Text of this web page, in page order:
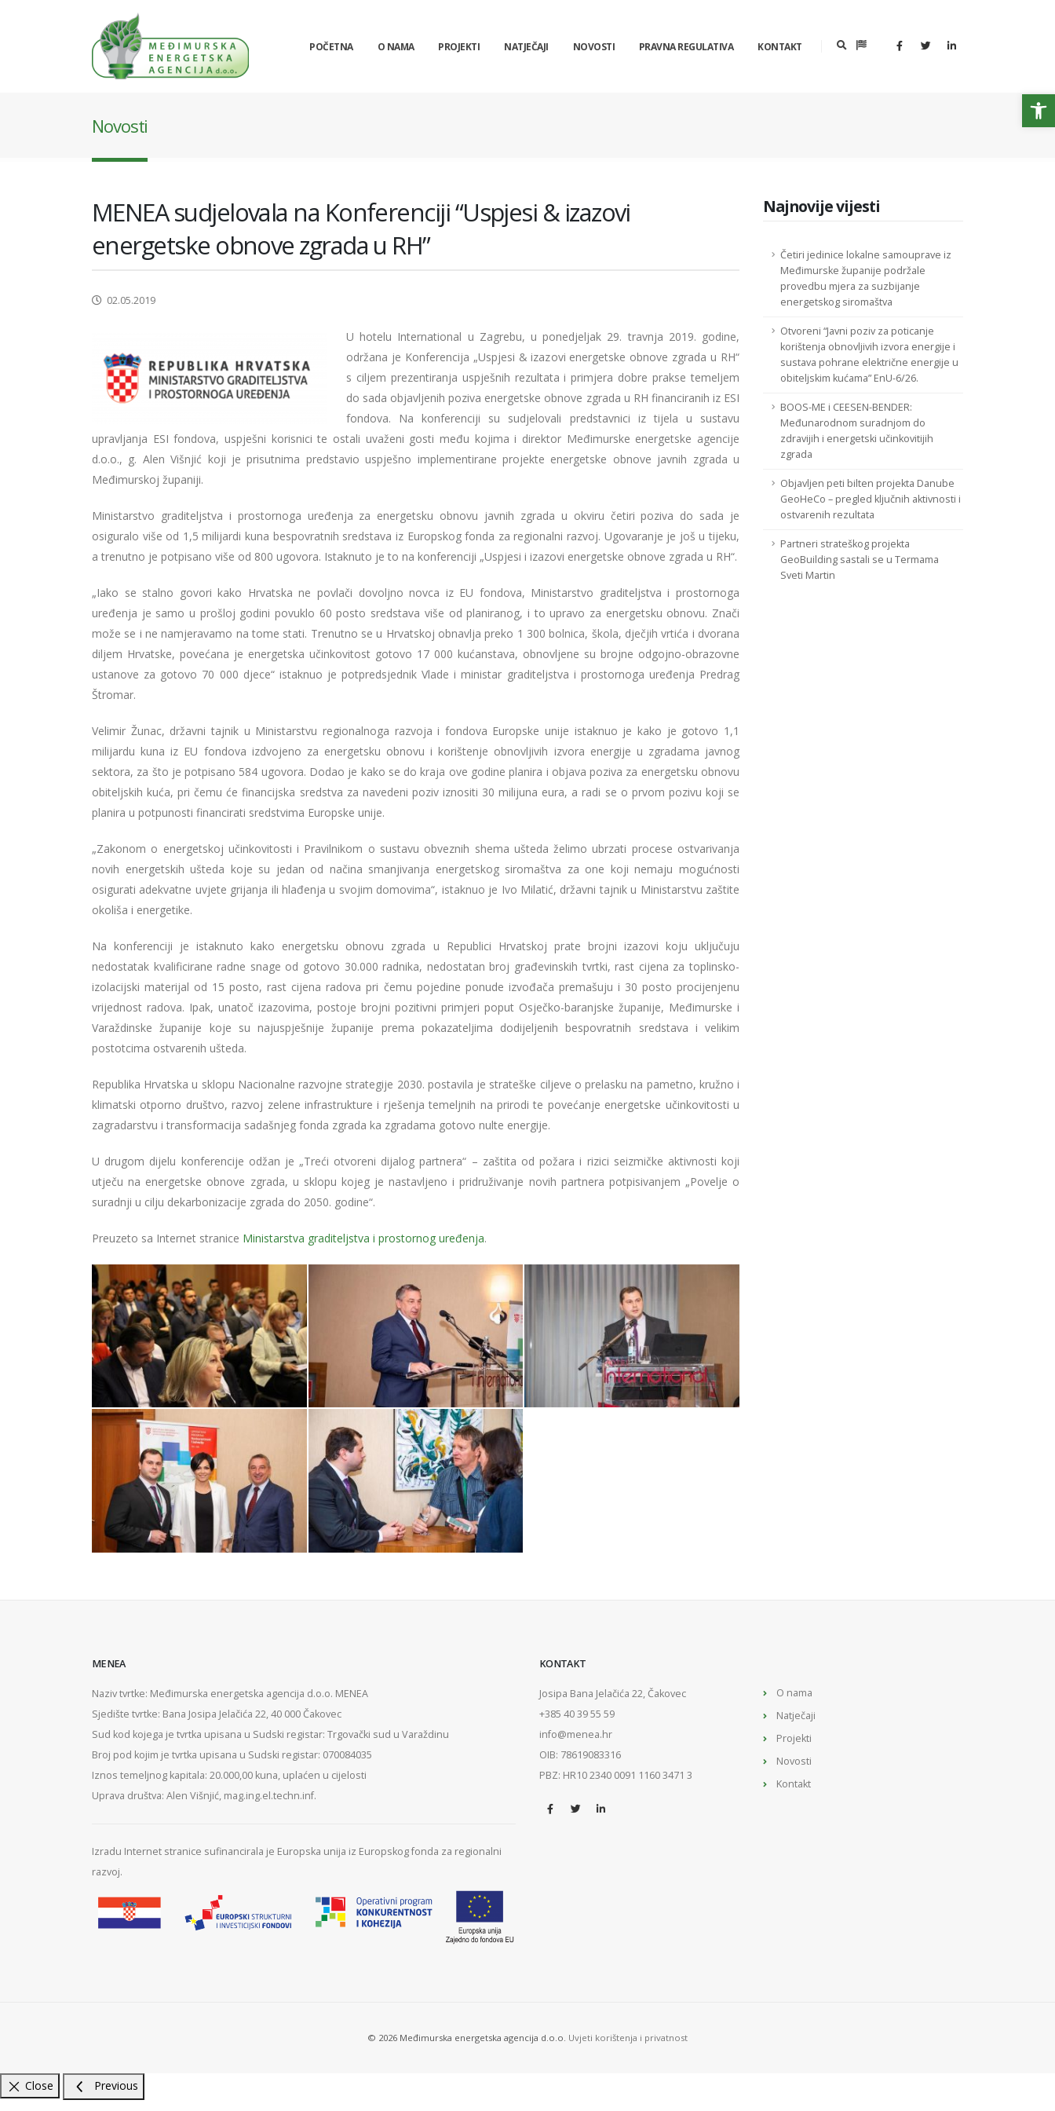
POČETNA O NAMA PROJEKTI NATJEČAJI NOVOSTI PRAVNA REGULATIVA KONTAKT
Novosti
MENEA sudjelovala na Konferenciji “Uspjesi & izazovi
energetske obnove zgrada u RH”
02.05.2019
U hotelu International u Zagrebu, u ponedjeljak 29. travnja 2019. godine,
održana je Konferencija „Uspjesi & izazovi energetske obnove zgrada u RH“
s ciljem prezentiranja uspješnih rezultata i primjera dobre prakse temeljem
do sada objavljenih poziva energetske obnove zgrada u RH financiranih iz ESI
fondova. Na konferenciji su sudjelovali predstavnici iz tijela u sustavu
upravljanja ESI fondova, uspješni korisnici te ostali uvaženi gosti među kojima i direktor Međimurske energetske agencije
d.o.o., g. Alen Višnjić koji je prisutnima predstavio uspješno implementirane projekte energetske obnove javnih zgrada u
Međimurskoj županiji.
Ministarstvo graditeljstva i prostornoga uređenja za energetsku obnovu javnih zgrada u okviru četiri poziva do sada je
osiguralo više od 1,5 milijardi kuna bespovratnih sredstava iz Europskog fonda za regionalni razvoj. Ugovaranje je još u tijeku,
a trenutno je potpisano više od 800 ugovora. Istaknuto je to na konferenciji „Uspjesi i izazovi energetske obnove zgrada u RH“.
„Iako se stalno govori kako Hrvatska ne povlači dovoljno novca iz EU fondova, Ministarstvo graditeljstva i prostornoga
uređenja je samo u prošloj godini povuklo 60 posto sredstava više od planiranog, i to upravo za energetsku obnovu. Znači
može se i ne namjeravamo na tome stati. Trenutno se u Hrvatskoj obnavlja preko 1 300 bolnica, škola, dječjih vrtića i dvorana
diljem Hrvatske, povećana je energetska učinkovitost gotovo 17 000 kućanstava, obnovljene su brojne odgojno-obrazovne
ustanove za gotovo 70 000 djece“ istaknuo je potpredsjednik Vlade i ministar graditeljstva i prostornoga uređenja Predrag
Štromar.
Velimir Žunac, državni tajnik u Ministarstvu regionalnoga razvoja i fondova Europske unije istaknuo je kako je gotovo 1,1
milijardu kuna iz EU fondova izdvojeno za energetsku obnovu i korištenje obnovljivih izvora energije u zgradama javnog
sektora, za što je potpisano 584 ugovora. Dodao je kako se do kraja ove godine planira i objava poziva za energetsku obnovu
obiteljskih kuća, pri čemu će financijska sredstva za navedeni poziv iznositi 30 milijuna eura, a radi se o prvom pozivu koji se
planira u potpunosti financirati sredstvima Europske unije.
„Zakonom o energetskoj učinkovitosti i Pravilnikom o sustavu obveznih shema ušteda želimo ubrzati procese ostvarivanja
novih energetskih ušteda koje su jedan od načina smanjivanja energetskog siromaštva za one koji nemaju mogućnosti
osigurati adekvatne uvjete grijanja ili hlađenja u svojim domovima“, istaknuo je Ivo Milatić, državni tajnik u Ministarstvu zaštite
okoliša i energetike.
Na konferenciji je istaknuto kako energetsku obnovu zgrada u Republici Hrvatskoj prate brojni izazovi koju uključuju
nedostatak kvalificirane radne snage od gotovo 30.000 radnika, nedostatan broj građevinskih tvrtki, rast cijena za toplinsko-
izolacijski materijal od 15 posto, rast cijena radova pri čemu pojedine ponude izvođača premašuju i 30 posto procijenjenu
vrijednost radova. Ipak, unatoč izazovima, postoje brojni pozitivni primjeri poput Osječko-baranjske županije, Međimurske i
Varaždinske županije koje su najuspješnije županije prema pokazateljima dodijeljenih bespovratnih sredstava i velikim
postotcima ostvarenih ušteda.
Republika Hrvatska u sklopu Nacionalne razvojne strategije 2030. postavila je strateške ciljeve o prelasku na pametno, kružno i
klimatski otporno društvo, razvoj zelene infrastrukture i rješenja temeljnih na prirodi te povećanje energetske učinkovitosti u
zagradarstvu i transformacija sadašnjeg fonda zgrada ka zgradama gotovo nulte energije.
U drugom dijelu konferencije odžan je „Treći otvoreni dijalog partnera“ – zaštita od požara i rizici seizmičke aktivnosti koji
utječu na energetske obnove zgrada, u sklopu kojeg je nastavljeno i pridruživanje novih partnera potpisivanjem „Povelje o
suradnji u cilju dekarbonizacije zgrada do 2050. godine“.
Preuzeto sa Internet stranice Ministarstva graditeljstva i prostornog uređenja.
Najnovije vijesti
Četiri jedinice lokalne samouprave iz
Međimurske županije podržale
provedbu mjera za suzbijanje
energetskog siromaštva
Otvoreni “Javni poziv za poticanje
korištenja obnovljivih izvora energije i
sustava pohrane električne energije u
obiteljskim kućama” EnU-6/26.
BOOS-ME i CEESEN-BENDER:
Međunarodnom suradnjom do
zdravijih i energetski učinkovitijih
zgrada
Objavljen peti bilten projekta Danube
GeoHeCo – pregled ključnih aktivnosti i
ostvarenih rezultata
Partneri strateškog projekta
GeoBuilding sastali se u Termama
Sveti Martin
MENEA
Naziv tvrtke: Međimurska energetska agencija d.o.o. MENEA
Sjedište tvrtke: Bana Josipa Jelačića 22, 40 000 Čakovec
Sud kod kojega je tvrtka upisana u Sudski registar: Trgovački sud u Varaždinu
Broj pod kojim je tvrtka upisana u Sudski registar: 070084035
Iznos temeljnog kapitala: 20.000,00 kuna, uplaćen u cijelosti
Uprava društva: Alen Višnjić, mag.ing.el.techn.inf.
Izradu Internet stranice sufinancirala je Europska unija iz Europskog fonda za regionalni
razvoj.
KONTAKT
Josipa Bana Jelačića 22, Čakovec
+385 40 39 55 59
info@menea.hr
OIB: 78619083316
PBZ: HR10 2340 0091 1160 3471 3
O nama
Natječaji
Projekti
Novosti
Kontakt
© 2026 Međimurska energetska agencija d.o.o. Uvjeti korištenja i privatnost
Close Previous